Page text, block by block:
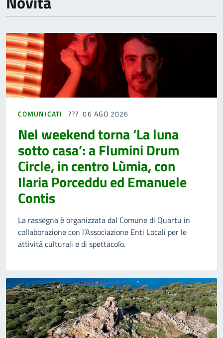
COMUNICATI 06 AGO 2026
Nel weekend torna ‘La luna
sotto casa’: a Flumini Drum
Circle, in centro Lùmia, con
Ilaria Porceddu ed Emanuele
Contis
La rassegna è organizzata dal Comune di Quartu in
collaborazione con l’Associazione Enti Locali per le
attività culturali e di spettacolo.